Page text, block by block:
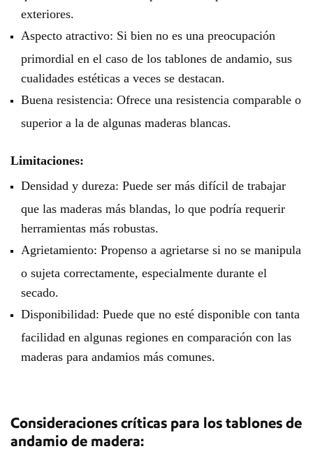
exteriores.
Aspecto atractivo: Si bien no es una preocupación
primordial en el caso de los tablones de andamio, sus
cualidades estéticas a veces se destacan.
Buena resistencia: Ofrece una resistencia comparable o
superior a la de algunas maderas blancas.
Limitaciones:
Densidad y dureza: Puede ser más difícil de trabajar
que las maderas más blandas, lo que podría requerir
herramientas más robustas.
Agrietamiento: Propenso a agrietarse si no se manipula
o sujeta correctamente, especialmente durante el
secado.
Disponibilidad: Puede que no esté disponible con tanta
facilidad en algunas regiones en comparación con las
maderas para andamios más comunes.
Consideraciones críticas para los tablones de
andamio de madera: